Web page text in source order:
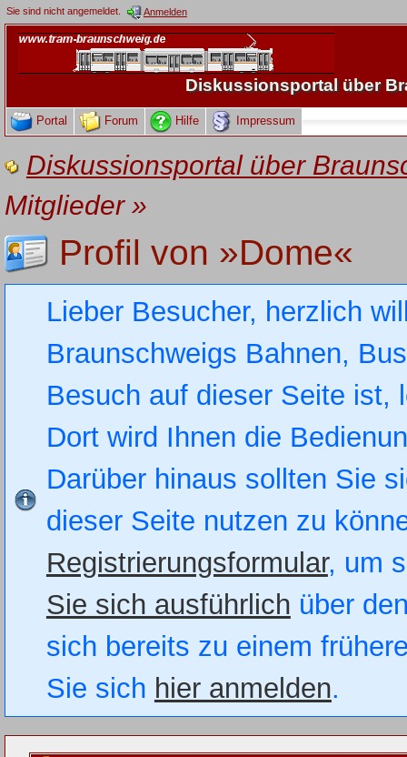
Sie sind nicht angemeldet. Anmelden
Diskussionsportal über
Portal Forum Hilfe Impressum
Diskussionsportal über
Mitglieder»
Profil von »Dome«
Lieber Besucher, herzlich
Braunschweigs Bahnen,
Besuch auf dieser Seite
Dort wird Ihnen die
Darüber hinaus sollten Sie
dieser Seite nutzen zu
Registrierungsformular, um
Sie sich ausführlich über
sich bereits zu einem
Sie sich hier anmelden.